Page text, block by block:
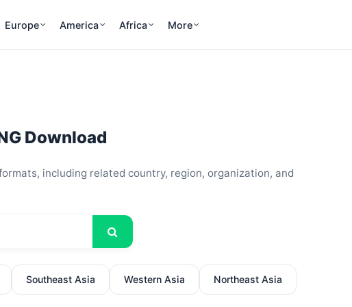
Europe America Africa More
Download
including related country, region, organization, and
Southeast Asia Western Asia Northeast Asia